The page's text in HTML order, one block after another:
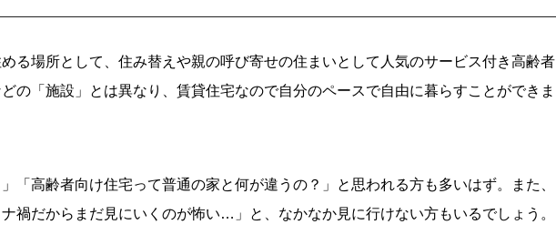
る場所として、住み替えや親の呼び寄せの住まいとして人気のサービス付き高齢者
の「施設」とは異なり、賃貸住宅なので自分のペースで自由に暮らすことができま
「高齢者向け住宅って普通の家と何が違うの？」と思われる方も多いはず。また、
ナ禍だからまだ見にいくのが怖い…」と、なかなか見に行けない方もいるでしょう。